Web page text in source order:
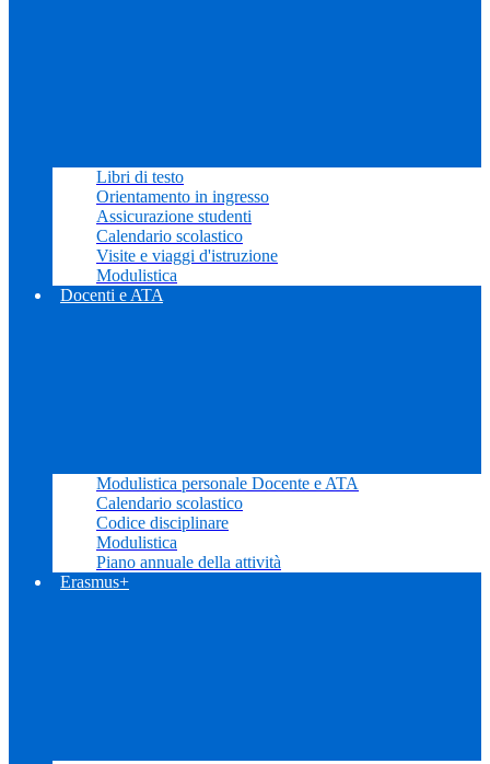
Libri di testo
Orientamento in ingresso
Assicurazione studenti
Calendario scolastico
Visite e viaggi d'istruzione
Modulistica
Docenti e ATA
Modulistica personale Docente e ATA
Calendario scolastico
Codice disciplinare
Modulistica
Piano annuale della attività
Erasmus+